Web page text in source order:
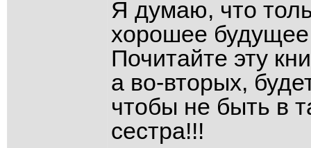
Я думаю, что
хорошее
Почитайте эту
а во-вторых,
чтобы не быть в
сестра!!!